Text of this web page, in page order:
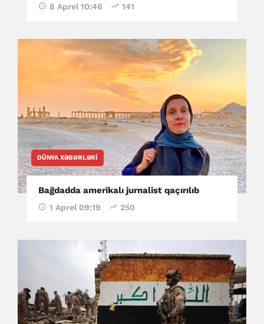
8 Aprel 10:46 141
DÜNYA XƏBƏRLƏRI
Bağdadda amerikalı jurnalist qaçırılıb
1 Aprel 09:19 250